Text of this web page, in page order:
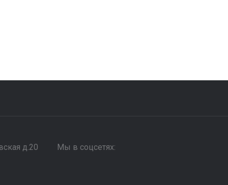
д.20 Мы в соцсетях: